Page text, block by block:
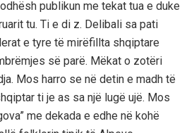
publikun me tekat tua e duke
tu. Ti e di z. Delibali sa pati
e tyre të mirëfillta shqiptare
së parë. Mëkat o zotëri
Mos harro se në detin e madh të
ti je as sa një lugë ujë. Mos
me dekada e edhe në kohë